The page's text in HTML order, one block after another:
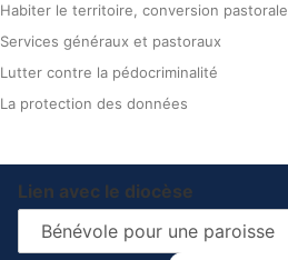
Habiter le territoire, conversion pastorale
Services généraux et pastoraux
Lutter contre la pédocriminalité
La protection des données
Lien avec le diocèse